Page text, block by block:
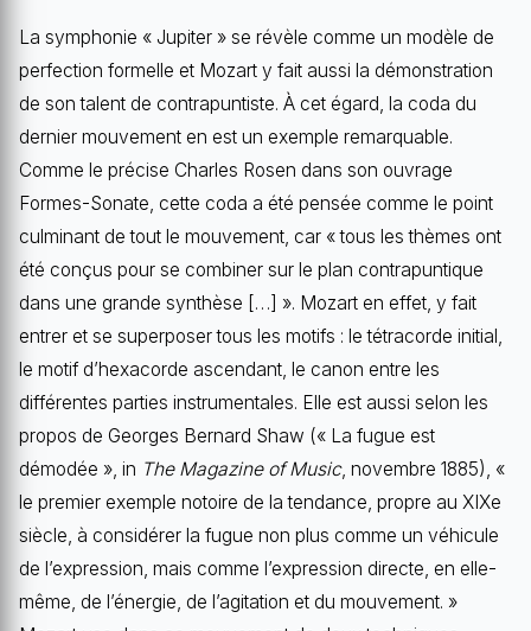
La symphonie « Jupiter » se révèle comme un modèle de
perfection formelle et Mozart y fait aussi la démonstration
de son talent de contrapuntiste. À cet égard, la coda du
dernier mouvement en est un exemple remarquable.
Comme le précise Charles Rosen dans son ouvrage
Formes-Sonate, cette coda a été pensée comme le point
culminant de tout le mouvement, car « tous les thèmes ont
été conçus pour se combiner sur le plan contrapuntique
dans une grande synthèse […] ». Mozart en effet, y fait
entrer et se superposer tous les motifs : le tétracorde initial,
le motif d’hexacorde ascendant, le canon entre les
différentes parties instrumentales. Elle est aussi selon les
propos de Georges Bernard Shaw (« La fugue est
démodée », in The Magazine of Music, novembre 1885), «
le premier exemple notoire de la tendance, propre au XIXe
siècle, à considérer la fugue non plus comme un véhicule
de l’expression, mais comme l’expression directe, en elle-
même, de l’énergie, de l’agitation et du mouvement. »